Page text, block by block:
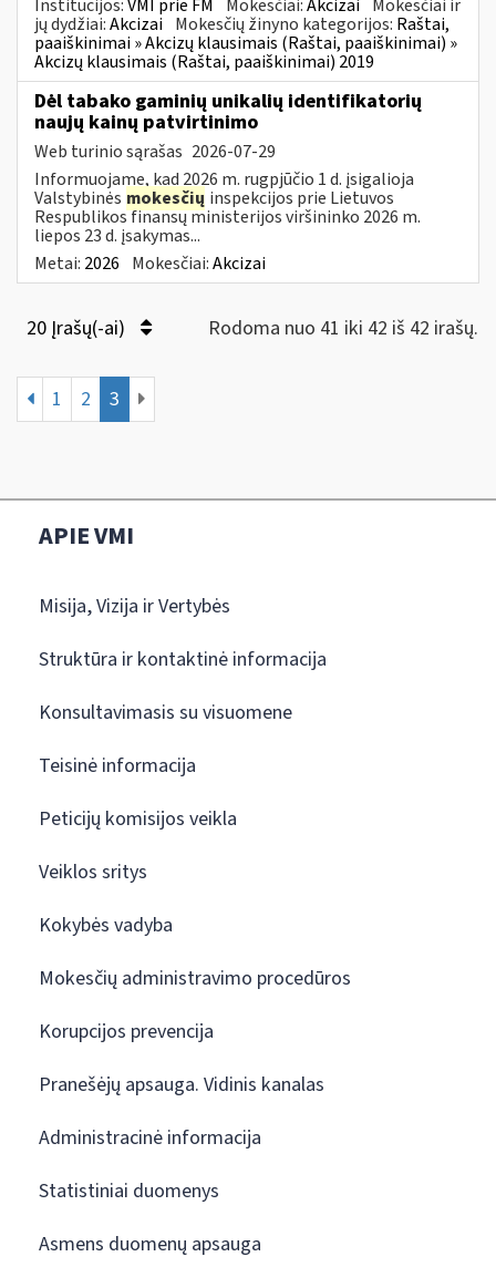
Institucijos:VMI prie FM Mokesčiai:Akcizai Mokesčiai ir
jų dydžiai:Akcizai Mokesčių žinyno kategorijos: Raštai,
paaiškinimai » Akcizų klausimais (Raštai, paaiškinimai) »
Akcizų klausimais (Raštai, paaiškinimai) 2019
Dėl tabako gaminių unikalių identifikatorių
naujų kainų patvirtinimo
Web turinio sąrašas 2026-07-29
Informuojame, kad 2026 m. rugpjūčio 1 d. įsigalioja
Valstybinės mokesčių inspekcijos prie Lietuvos
Respublikos finansų ministerijos viršininko 2026 m.
liepos 23 d. įsakymas...
Metai: 2026 Mokesčiai:Akcizai
20 Įrašų(-ai) Rodoma nuo 41 iki 42 iš 42 irašų.
1 2 3
APIE VMI
Misija, Vizija ir Vertybės
Struktūra ir kontaktinė informacija
Konsultavimasis su visuomene
Teisinė informacija
Peticijų komisijos veikla
Veiklos sritys
Kokybės vadyba
Mokesčių administravimo procedūros
Korupcijos prevencija
Pranešėjų apsauga. Vidinis kanalas
Administracinė informacija
Statistiniai duomenys
Asmens duomenų apsauga